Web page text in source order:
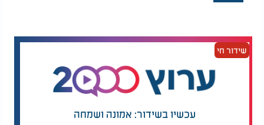
שידור חי
עכשיו בשידור: אמונה ושמחה